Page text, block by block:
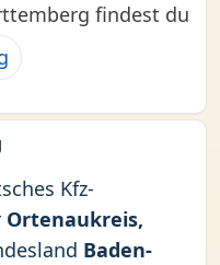
findest du
Kfz-
Ortenaukreis,
Baden-